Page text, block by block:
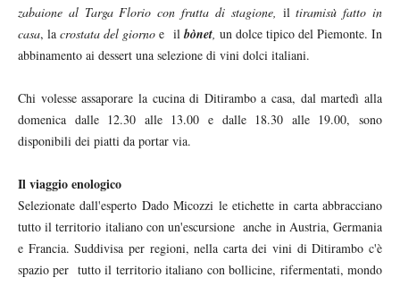
zabaione al Targa Florio con frutta di stagione, iltiramisù fatto in
casa, lacrostata del giornoe il bònet, un dolce tipico del Piemonte. In
abbinamento ai dessert una selezione di vini dolci italiani.
Chi volesse assaporare la cucina di Ditirambo a casa, dal martedì alla
domenica dalle 12.30 alle 13.00 e dalle 18.30 alle 19.00, sono
disponibili dei piatti da portar via.
Il viaggio enologico
Selezionate dall'esperto Dado Micozzi le etichette in carta abbracciano
tutto il territorio italiano con un'escursione anche in Austria, Germania
e Francia. Suddivisa per regioni, nella carta dei vini di Ditirambo c'è
spazio per tutto il territorio italiano con bollicine, rifermentati, mondo